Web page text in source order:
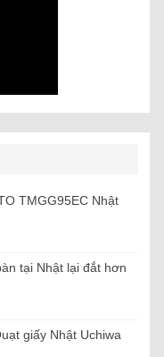
TMGG95EC Nhật
tại Nhật lại đắt hơn
giấy Nhật Uchiwa